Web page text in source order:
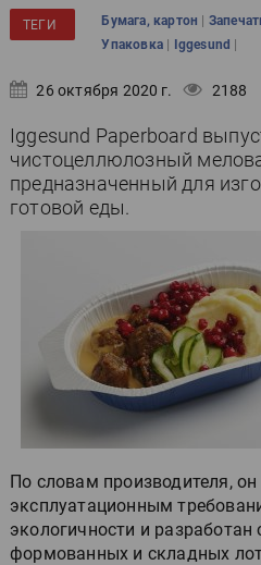
ТЕГИ Бумага, картон |
Упаковка | Iggesund |
26 октября 2020 г. 2188
Iggesund Paperboard
чистоцеллюлозный
предназначенный для
готовой еды.
По словам производителя,
эксплуатационным
экологичности и разработан
формованных и складных